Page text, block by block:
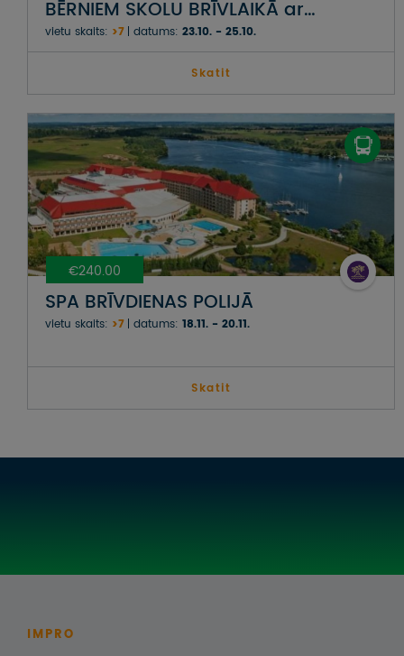
BĒRNIEM SKOLU BRĪVLAIKĀ ar
Suntago akvaparka apmeklējumu
vietu skaits: >7 datums: 23.10. - 25.10.
Skatit
€240.00
SPA BRĪVDIENAS POLIJĀ
vietu skaits: >7 datums: 18.11. - 20.11.
Skatit
IMPRO